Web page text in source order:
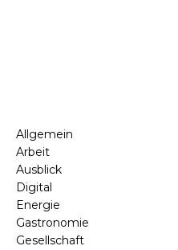
Allgemein
Arbeit
Ausblick
Digital
Energie
Gastronomie
Gesellschaft